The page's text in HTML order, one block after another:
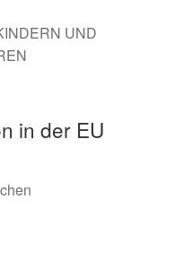
UND
in der EU